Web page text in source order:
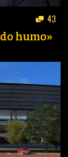
43
humo»